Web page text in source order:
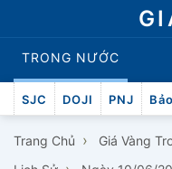
TRONG NƯỚC
SJC DOJI PNJ
Trang Chủ › Giá Vàng